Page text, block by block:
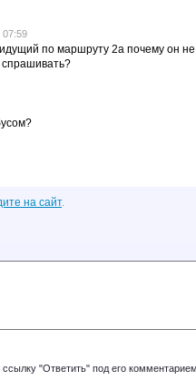
07:59
по маршруту 2а почему он
спрашивать?
на сайт.
"Ответить" под его